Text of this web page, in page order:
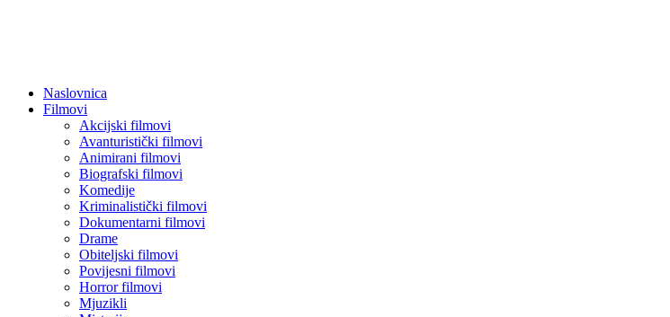
Naslovnica
Filmovi
Akcijski filmovi
Avanturistički filmovi
Animirani filmovi
Biografski filmovi
Komedije
Kriminalistički filmovi
Dokumentarni filmovi
Drame
Obiteljski filmovi
Povijesni filmovi
Horror filmovi
Mjuzikli